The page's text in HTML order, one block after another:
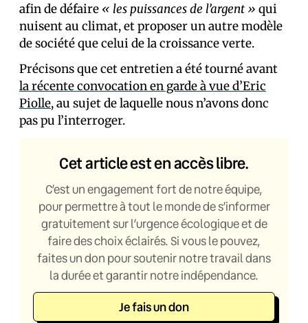
afin de défaire « les puissances de l’argent » qui
nuisent au climat, et proposer un autre modèle
de société que celui de la croissance verte.
Précisons que cet entretien a été tourné avant
la récente convocation en garde à vue d’Eric
Piolle, au sujet de laquelle nous n’avons donc
pas pu l’interroger.
Cet article est en accès libre.
C’est un engagement fort de notre équipe,
pour permettre à tout le monde de s’informer
gratuitement sur l’urgence écologique et de
faire des choix éclairés. Si vous le pouvez,
faites un don pour soutenir notre travail dans
la durée et garantir notre indépendance.
Je fais un don